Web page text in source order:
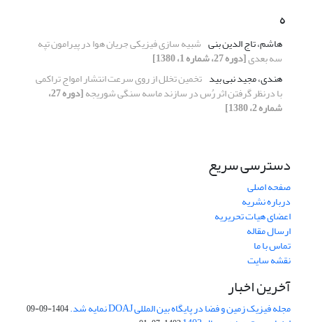
ه
هاشم، تاج الدین بنی شبیه سازی فیزیکی جریان هوا در پیرامون تپه
سه بعدی[دوره 27، شماره 1، 1380]
هندی، مجید نبی بید تخمین تخلل از روی سرعت انتشار امواج تراکمی
با درنظر گرفتن اثر رُس در سازند ماسه سنگی شوریجه [دوره 27،
شماره 2، 1380]
دسترسی سریع
صفحه اصلی
درباره نشریه
اعضای هیات تحریریه
ارسال مقاله
تماس با ما
نقشه سایت
آخرین اخبار
مجله فیزیک زمین و فضا در پایگاه بین المللی DOAJ نمایه شد. 1404-09-09